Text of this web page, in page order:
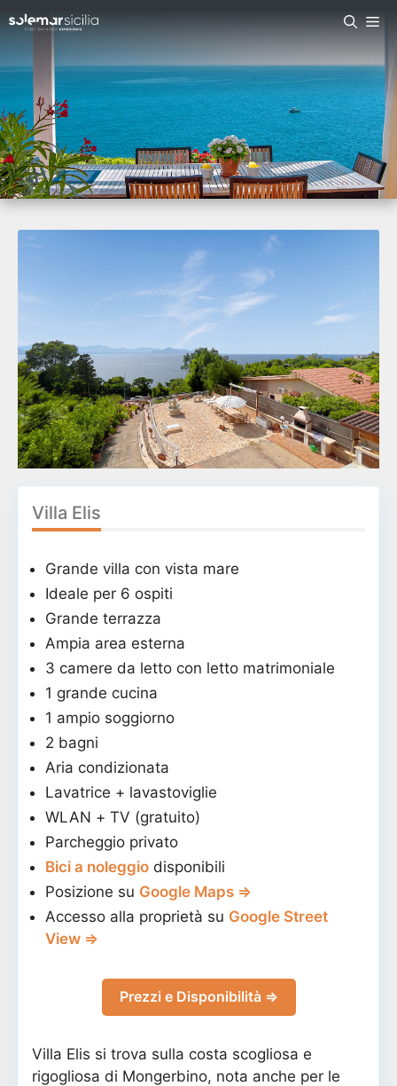
Villa Elis
Grande villa con vista mare
Ideale per 6 ospiti
Grande terrazza
Ampia area esterna
3 camere da letto con letto matrimoniale
1 grande cucina
1 ampio soggiorno
2 bagni
Aria condizionata
Lavatrice + lavastoviglie
WLAN + TV (gratuito)
Parcheggio privato
Bici a noleggio disponibili
Posizione su Google Maps ⇒
Accesso alla proprietà su Google Street
View ⇒
Prezzi e Disponibilità ⇒
Villa Elis si trova sulla costa scogliosa e
rigogliosa di Mongerbino, nota anche per le